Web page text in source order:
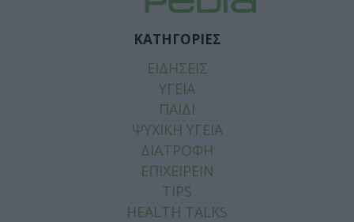
ΚΑΤΗΓΟΡΙΕΣ
ΕΙΔΗΣΕΙΣ
ΥΓΕΙΑ
ΠΑΙΔΙ
ΨΥΧΙΚΗ ΥΓΕΙΑ
ΔΙΑΤΡΟΦΗ
ΕΠΙΧΕΙΡΕΙΝ
TIPS
HEALTH TALKS